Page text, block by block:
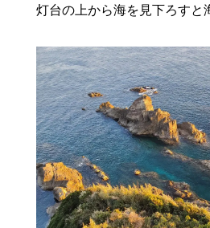
灯台の上から海を見下ろすと